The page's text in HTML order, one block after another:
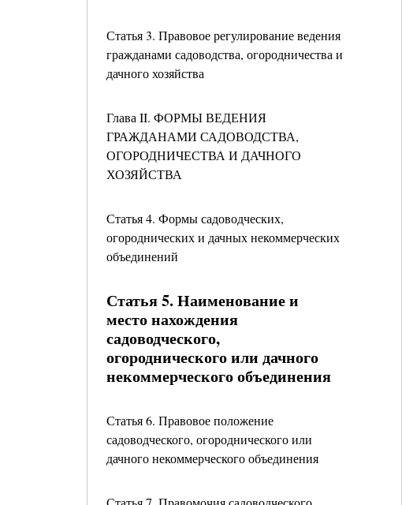
Статья 3. Правовое регулирование ведения
гражданами садоводства, огородничества и
дачного хозяйства
Глава II. ФОРМЫ ВЕДЕНИЯ
ГРАЖДАНАМИ САДОВОДСТВА,
ОГОРОДНИЧЕСТВА И ДАЧНОГО
ХОЗЯЙСТВА
Статья 4. Формы садоводческих,
огороднических и дачных некоммерческих
объединений
Статья 5. Наименование и
место нахождения
садоводческого,
огороднического или дачного
некоммерческого объединения
Статья 6. Правовое положение
садоводческого, огороднического или
дачного некоммерческого объединения